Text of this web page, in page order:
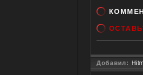
Добавил: